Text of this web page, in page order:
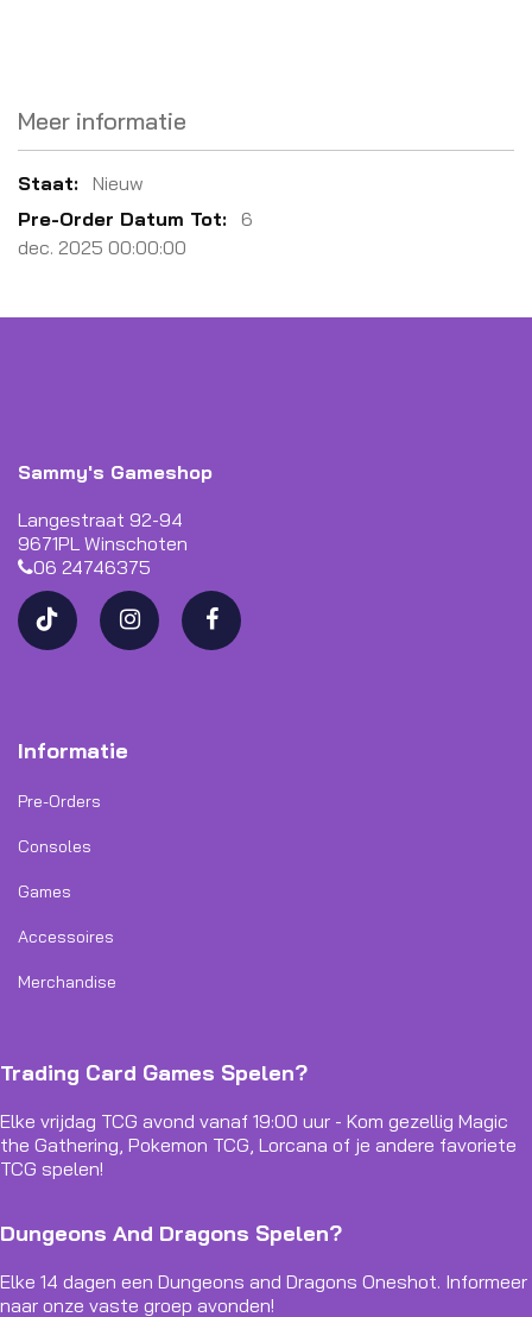
Meer informatie
Meer
informatie
Nieuw
6
dec. 2025 00:00:00
Sammy's Gameshop
Langestraat 92-94
9671PL Winschoten
06 24746375
Informatie
Pre-Orders
Consoles
Games
Accessoires
Merchandise
Trading Card Games Spelen?
Elke vrijdag TCG avond vanaf 19:00 uur - Kom gezellig Magic
the Gathering, Pokemon TCG, Lorcana of je andere favoriete
TCG spelen!
Dungeons And Dragons Spelen?
Elke 14 dagen een Dungeons and Dragons Oneshot. Informeer
naar onze vaste groep avonden!